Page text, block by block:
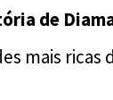
de
mais